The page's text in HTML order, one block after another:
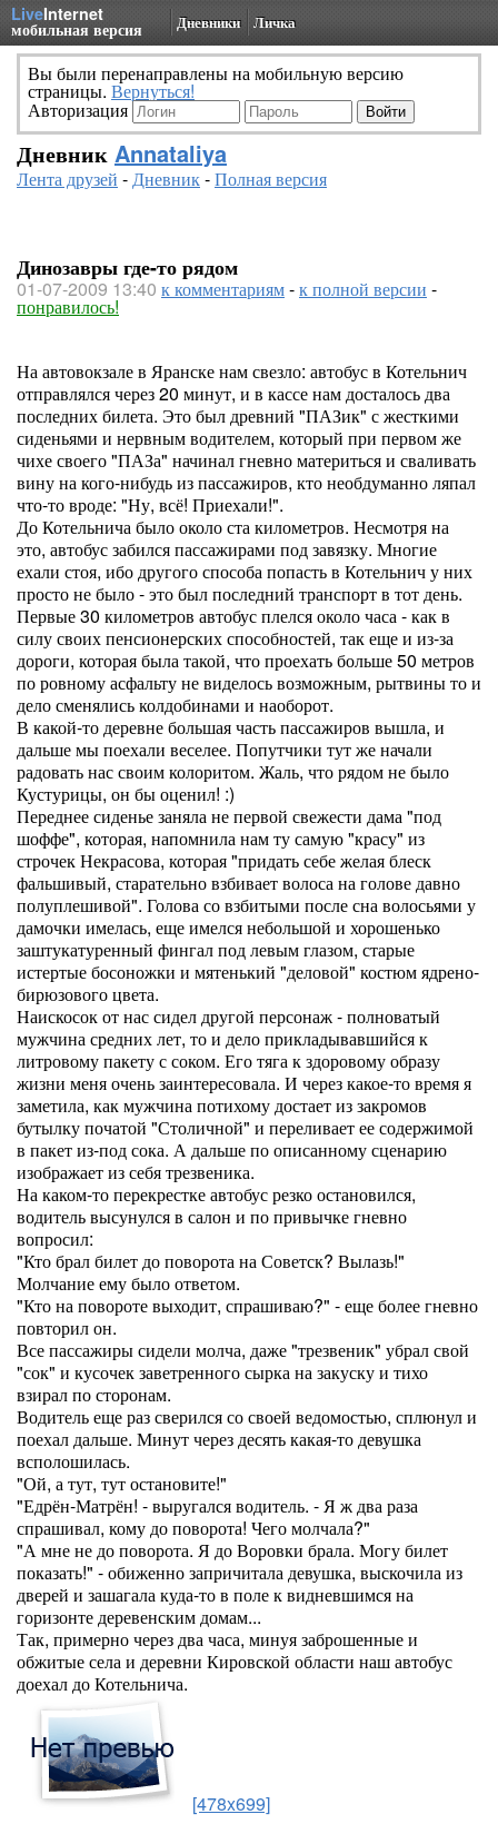
LiveInternet
мобильная версия Дневники Личка
Вы были перенаправлены на мобильную версию
страницы. Вернуться!
Авторизация
Дневник Annataliya
Лента друзей -Дневник-Полная версия
Динозавры где-то рядом
01-07-2009 13:40 к комментариям-к полной версии -
понравилось!
На автовокзале в Яранске нам свезло: автобус в Котельнич
отправлялся через 20 минут, и в кассе нам досталось два
последних билета. Это был древний "ПАЗик" с жесткими
сиденьями и нервным водителем, который при первом же
чихе своего "ПАЗа" начинал гневно материться и сваливать
вину на кого-нибудь из пассажиров, кто необдуманно ляпал
что-то вроде: "Ну, всё! Приехали!".
До Котельнича было около ста километров. Несмотря на
это, автобус забился пассажирами под завязку. Многие
ехали стоя, ибо другого способа попасть в Котельнич у них
просто не было - это был последний транспорт в тот день.
Первые 30 километров автобус плелся около часа - как в
силу своих пенсионерских способностей, так еще и из-за
дороги, которая была такой, что проехать больше 50 метров
по ровному асфальту не виделось возможным, рытвины то и
дело сменялись колдобинами и наоборот.
В какой-то деревне большая часть пассажиров вышла, и
дальше мы поехали веселее. Попутчики тут же начали
радовать нас своим колоритом. Жаль, что рядом не было
Кустурицы, он бы оценил! :)
Переднее сиденье заняла не первой свежести дама "под
шоффе", которая, напомнила нам ту самую "красу" из
строчек Некрасова, которая "придать себе желая блеск
фальшивый, старательно взбивает волоса на голове давно
полуплешивой". Голова со взбитыми после сна волосьями у
дамочки имелась, еще имелся небольшой и хорошенько
заштукатуренный фингал под левым глазом, старые
истертые босоножки и мятенький "деловой" костюм ядрено-
бирюзового цвета.
Наискосок от нас сидел другой персонаж - полноватый
мужчина средних лет, то и дело прикладывавшийся к
литровому пакету с соком. Его тяга к здоровому образу
жизни меня очень заинтересовала. И через какое-то время я
заметила, как мужчина потихому достает из закромов
бутылку початой "Столичной" и переливает ее содержимой
в пакет из-под сока. А дальше по описанному сценарию
изображает из себя трезвеника.
На каком-то перекрестке автобус резко остановился,
водитель высунулся в салон и по привычке гневно
вопросил:
"Кто брал билет до поворота на Советск? Вылазь!"
Молчание ему было ответом.
"Кто на повороте выходит, спрашиваю?" - еще более гневно
повторил он.
Все пассажиры сидели молча, даже "трезвеник" убрал свой
"сок" и кусочек заветренного сырка на закуску и тихо
взирал по сторонам.
Водитель еще раз сверился со своей ведомостью, сплюнул и
поехал дальше. Минут через десять какая-то девушка
всполошилась.
"Ой, а тут, тут остановите!"
"Едрён-Матрён! - выругался водитель. - Я ж два раза
спрашивал, кому до поворота! Чего молчала?"
"А мне не до поворота. Я до Воровки брала. Могу билет
показать!" - обиженно запричитала девушка, выскочила из
дверей и зашагала куда-то в поле к видневшимся на
горизонте деревенским домам...
Так, примерно через два часа, минуя заброшенные и
обжитые села и деревни Кировской области наш автобус
доехал до Котельнича.
[478x699]